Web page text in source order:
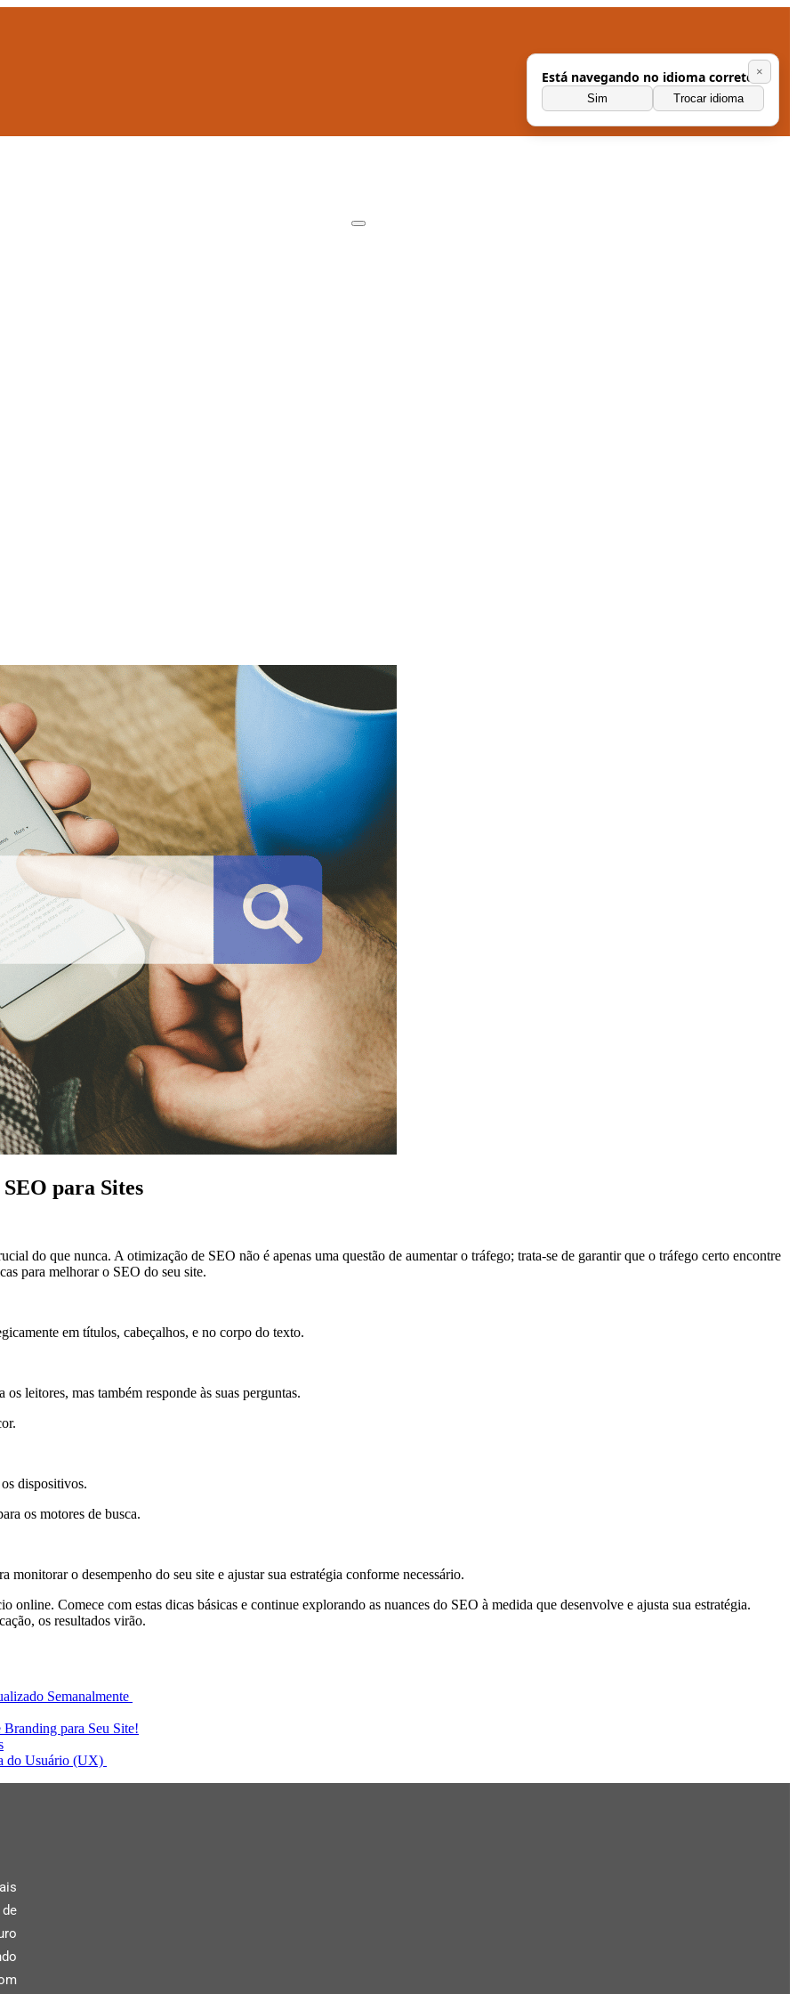
Está navegando no idioma correto?
Sim Trocar idioma
×
para Sites
do que nunca. A otimização de SEO não é apenas uma questão de aumentar o tráfego; trata-se de garantir que o tráfego certo encontre
para melhorar o SEO do seu site.
em títulos, cabeçalhos, e no corpo do texto.
leitores, mas também responde às suas perguntas.
dispositivos.
os motores de busca.
o desempenho do seu site e ajustar sua estratégia conforme necessário.
Comece com estas dicas básicas e continue explorando as nuances do SEO à medida que desenvolve e ajusta sua estratégia.
os resultados virão.
Semanalmente
para Seu Site!
do Usuário (UX)